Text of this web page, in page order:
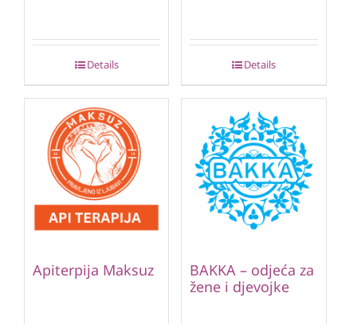
Details Details
Apiterpija Maksuz
BAKKA – odjeća za
žene i djevojke